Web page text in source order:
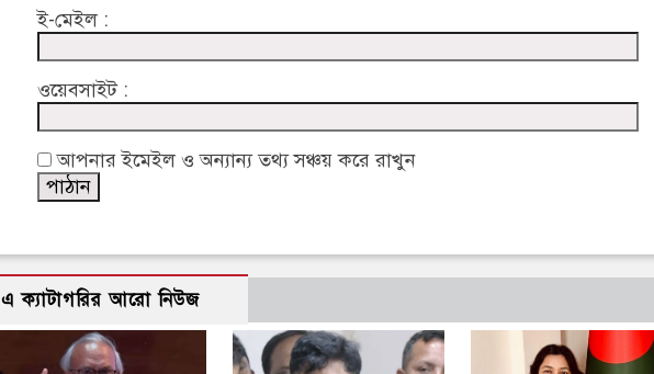
ই-মেইল :
ওয়েবসাইট :
আপনার ইমেইল ও অন্যান্য তথ্য সঞ্চয় করে রাখুন
এ ক্যাটাগরির আরো নিউজ